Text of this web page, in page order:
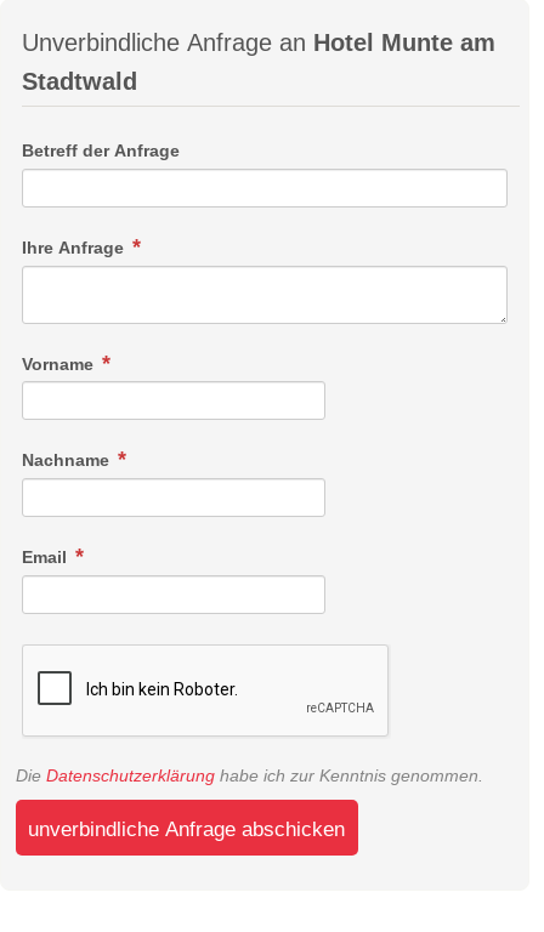
Unverbindliche Anfrage an Hotel Munte am
Stadtwald
Betreff der Anfrage
Ihre Anfrage
Vorname
Nachname
Email
Die Datenschutzerklärung habe ich zur Kenntnis genommen.
unverbindliche Anfrage abschicken